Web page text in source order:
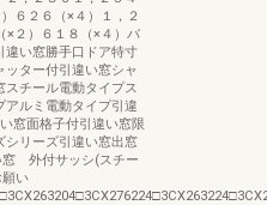
６２６（×４）１，２
×２）６１８（×４）バ
違い窓勝手口ドア特寸
ター付引違い窓シャ
スチール電動タイプス
アルミ電動タイプ引違
窓面格子付引違い窓限
シリーズ引違い窓出窓
窓 外付サッシ(スチー
い